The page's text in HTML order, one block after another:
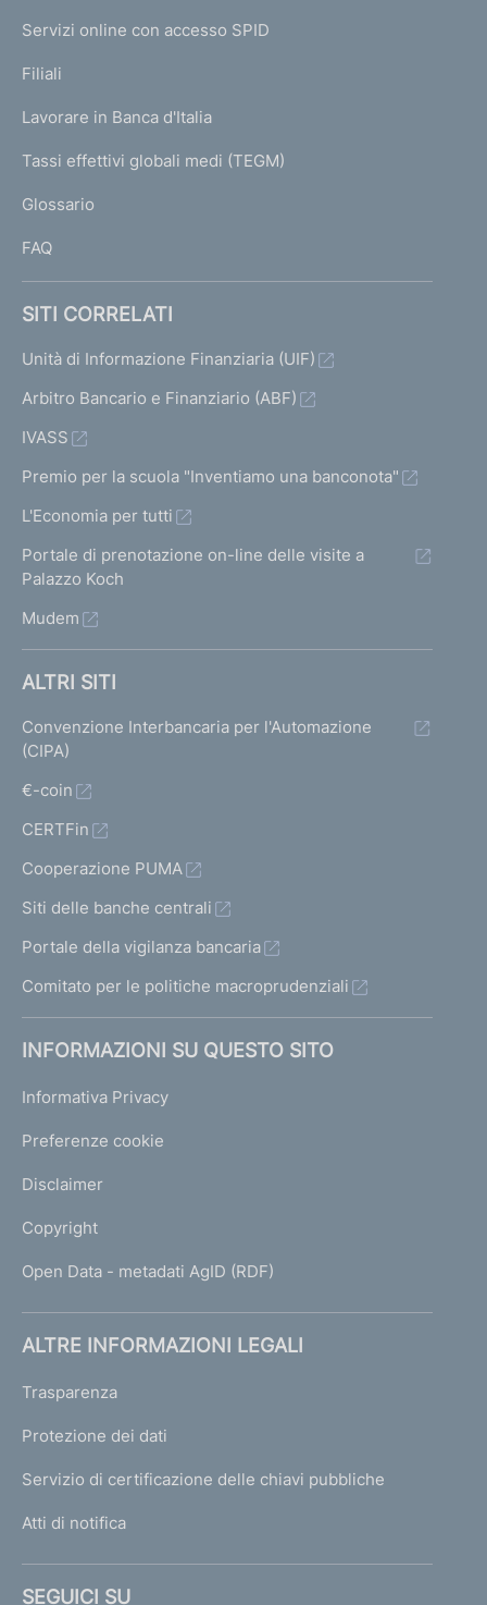
e
a
g
N
K
T
I
I
Servizi online con accesso SPID
Filiali
Lavorare in Banca d'Italia
Tassi effettivi globali medi (TEGM)
Glossario
FAQ
SITI CORRELATI
Unità di Informazione Finanziaria (UIF)
Arbitro Bancario e Finanziario (ABF)
IVASS
Premio per la scuola "Inventiamo una banconota"
L'Economia per tutti
Portale di prenotazione on-line delle visite a
Palazzo Koch
Mudem
ALTRI SITI
Convenzione Interbancaria per l'Automazione
(CIPA)
€-coin
CERTFin
Cooperazione PUMA
Siti delle banche centrali
Portale della vigilanza bancaria
Comitato per le politiche macroprudenziali
INFORMAZIONI SU QUESTO SITO
Informativa Privacy
Preferenze cookie
Disclaimer
Copyright
Open Data - metadati AgID (RDF)
ALTRE INFORMAZIONI LEGALI
Trasparenza
Protezione dei dati
Servizio di certificazione delle chiavi pubbliche
Atti di notifica
SEGUICI SU